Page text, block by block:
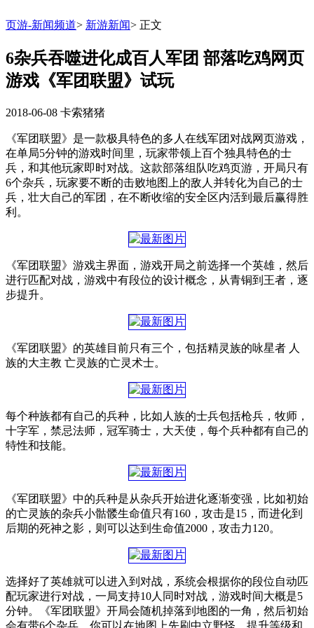
页游-新闻频道> 新游新闻> 正文
6杂兵吞噬进化成百人军团 部落吃鸡网页
游戏《军团联盟》试玩
2018-06-08 卡索猪猪
《军团联盟》是一款极具特色的多人在线军团对战网页游戏，
在单局5分钟的游戏时间里，玩家带领上百个独具特色的士
兵，和其他玩家即时对战。这款部落组队吃鸡页游，开局只有
6个杂兵，玩家要不断的击败地图上的敌人并转化为自己的士
兵，壮大自己的军团，在不断收缩的安全区内活到最后赢得胜
利。
《军团联盟》游戏主界面，游戏开局之前选择一个英雄，然后
进行匹配对战，游戏中有段位的设计概念，从青铜到王者，逐
步提升。
《军团联盟》的英雄目前只有三个，包括精灵族的咏星者 人
族的大主教 亡灵族的亡灵术士。
每个种族都有自己的兵种，比如人族的士兵包括枪兵，牧师，
十字军，禁忌法师，冠军骑士，大天使，每个兵种都有自己的
特性和技能。
《军团联盟》中的兵种是从杂兵开始进化逐渐变强，比如初始
的亡灵族的杂兵小骷髅生命值只有160，攻击是15，而进化到
后期的死神之影，则可以达到生命值2000，攻击力120。
选择好了英雄就可以进入到对战，系统会根据你的段位自动匹
配玩家进行对战，一局支持10人同时对战，游戏时间大概是5
分钟。《军团联盟》开局会随机掉落到地图的一角，然后初始
会有带6个杂兵，你可以在地图上先刷中立野怪，提升等级和